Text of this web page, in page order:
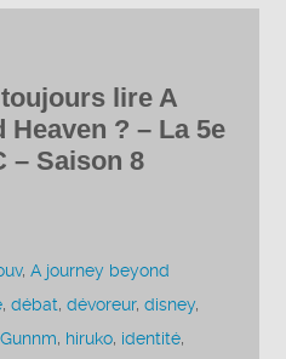
lire A
? – La 5e
– Saison 8
,A journey beyond
,débat,dévoreur,disney,
Gunnm, hiruko, identité,